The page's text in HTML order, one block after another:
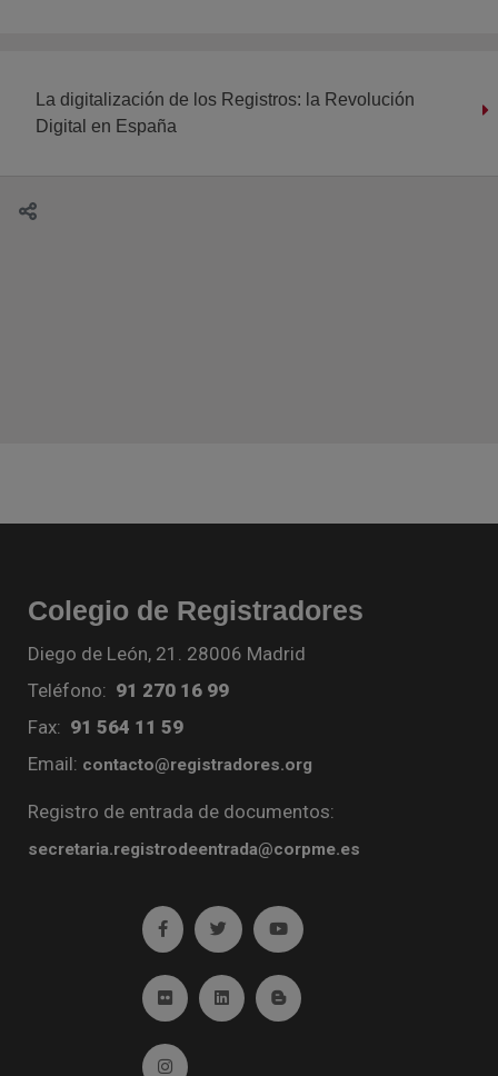
La digitalización de los Registros: la Revolución
Digital en España
Colegio de Registradores
Diego de León, 21. 28006 Madrid
Teléfono: 91 270 16 99
Fax: 91 564 11 59
Email: contacto@registradores.org
Registro de entrada de documentos:
secretaria.registrodeentrada@corpme.es
Ir a facebook (abre en ventana nueva)
Ir a twitter (abre en ventana nueva)
Ir a YouTube (abre en
Ir a Flickr (abre en ventana nueva)
Ir a Linkedin (abre en ventana nueva)
Ir al Blog (abre en ventana
Ir a Instagram (abre en ventana nueva)